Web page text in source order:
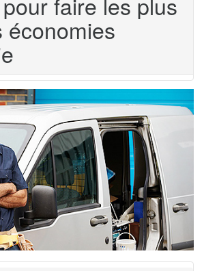
économies